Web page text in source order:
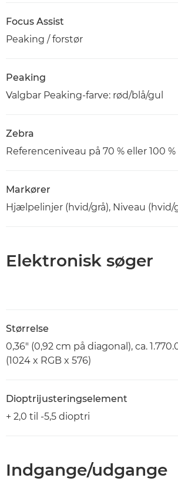
Focus Assist
Peaking / forstør
Peaking
Valgbar Peaking-farve: rød/blå/gul
Zebra
Referenceniveau på 70 % eller 100 %
Markører
Hjælpelinjer (hvid/grå), Niveau (hvid/
Elektronisk søger
Størrelse
0,36" (0,92 cm på diagonal), ca.
(1024 x RGB x 576)
Dioptrijusteringselement
+ 2,0 til -5,5 dioptri
Indgange/udgange